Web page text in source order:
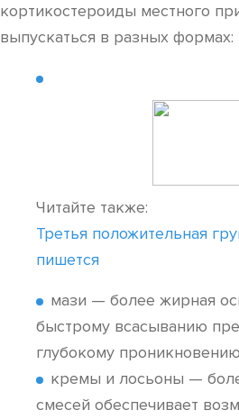
кортикостероиды местного
выпускаться в разных формах:
Читайте также:
Третья положительная
пишется
мази — более жирная
быстрому всасыванию
глубокому
кремы и лосьоны —
смесей обеспечивает